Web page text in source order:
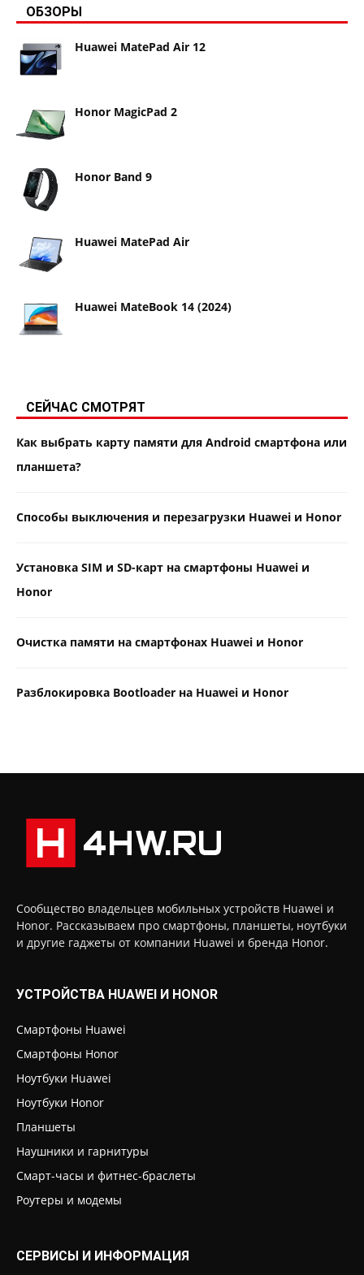
ОБЗОРЫ
Huawei MatePad Air 12
Honor MagicPad 2
Honor Band 9
Huawei MatePad Air
Huawei MateBook 14 (2024)
СЕЙЧАС СМОТРЯТ
Как выбрать карту памяти для Android смартфона или
планшета?
Способы выключения и перезагрузки Huawei и Honor
Установка SIM и SD-карт на смартфоны Huawei и
Honor
Очистка памяти на смартфонах Huawei и Honor
Разблокировка Bootloader на Huawei и Honor
Сообщество владельцев мобильных устройств Huawei и
Honor. Рассказываем про смартфоны, планшеты, ноутбуки
и другие гаджеты от компании Huawei и бренда Honor.
УСТРОЙСТВА HUAWEI И HONOR
Смартфоны Huawei
Смартфоны Honor
Ноутбуки Huawei
Ноутбуки Honor
Планшеты
Наушники и гарнитуры
Смарт-часы и фитнес-браслеты
Роутеры и модемы
СЕРВИСЫ И ИНФОРМАЦИЯ